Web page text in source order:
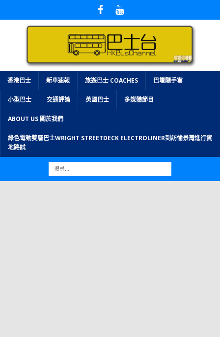
香港巴士 新車速報 旅遊巴士 COACHES 巴壇隨手寫
小型巴士 交通評論 英國巴士 多媒體節目
ABOUT US 關於我們
綠色電動雙層巴士WRIGHT STREETDECK ELECTROLINER到訪愉景灣進行實
地路試